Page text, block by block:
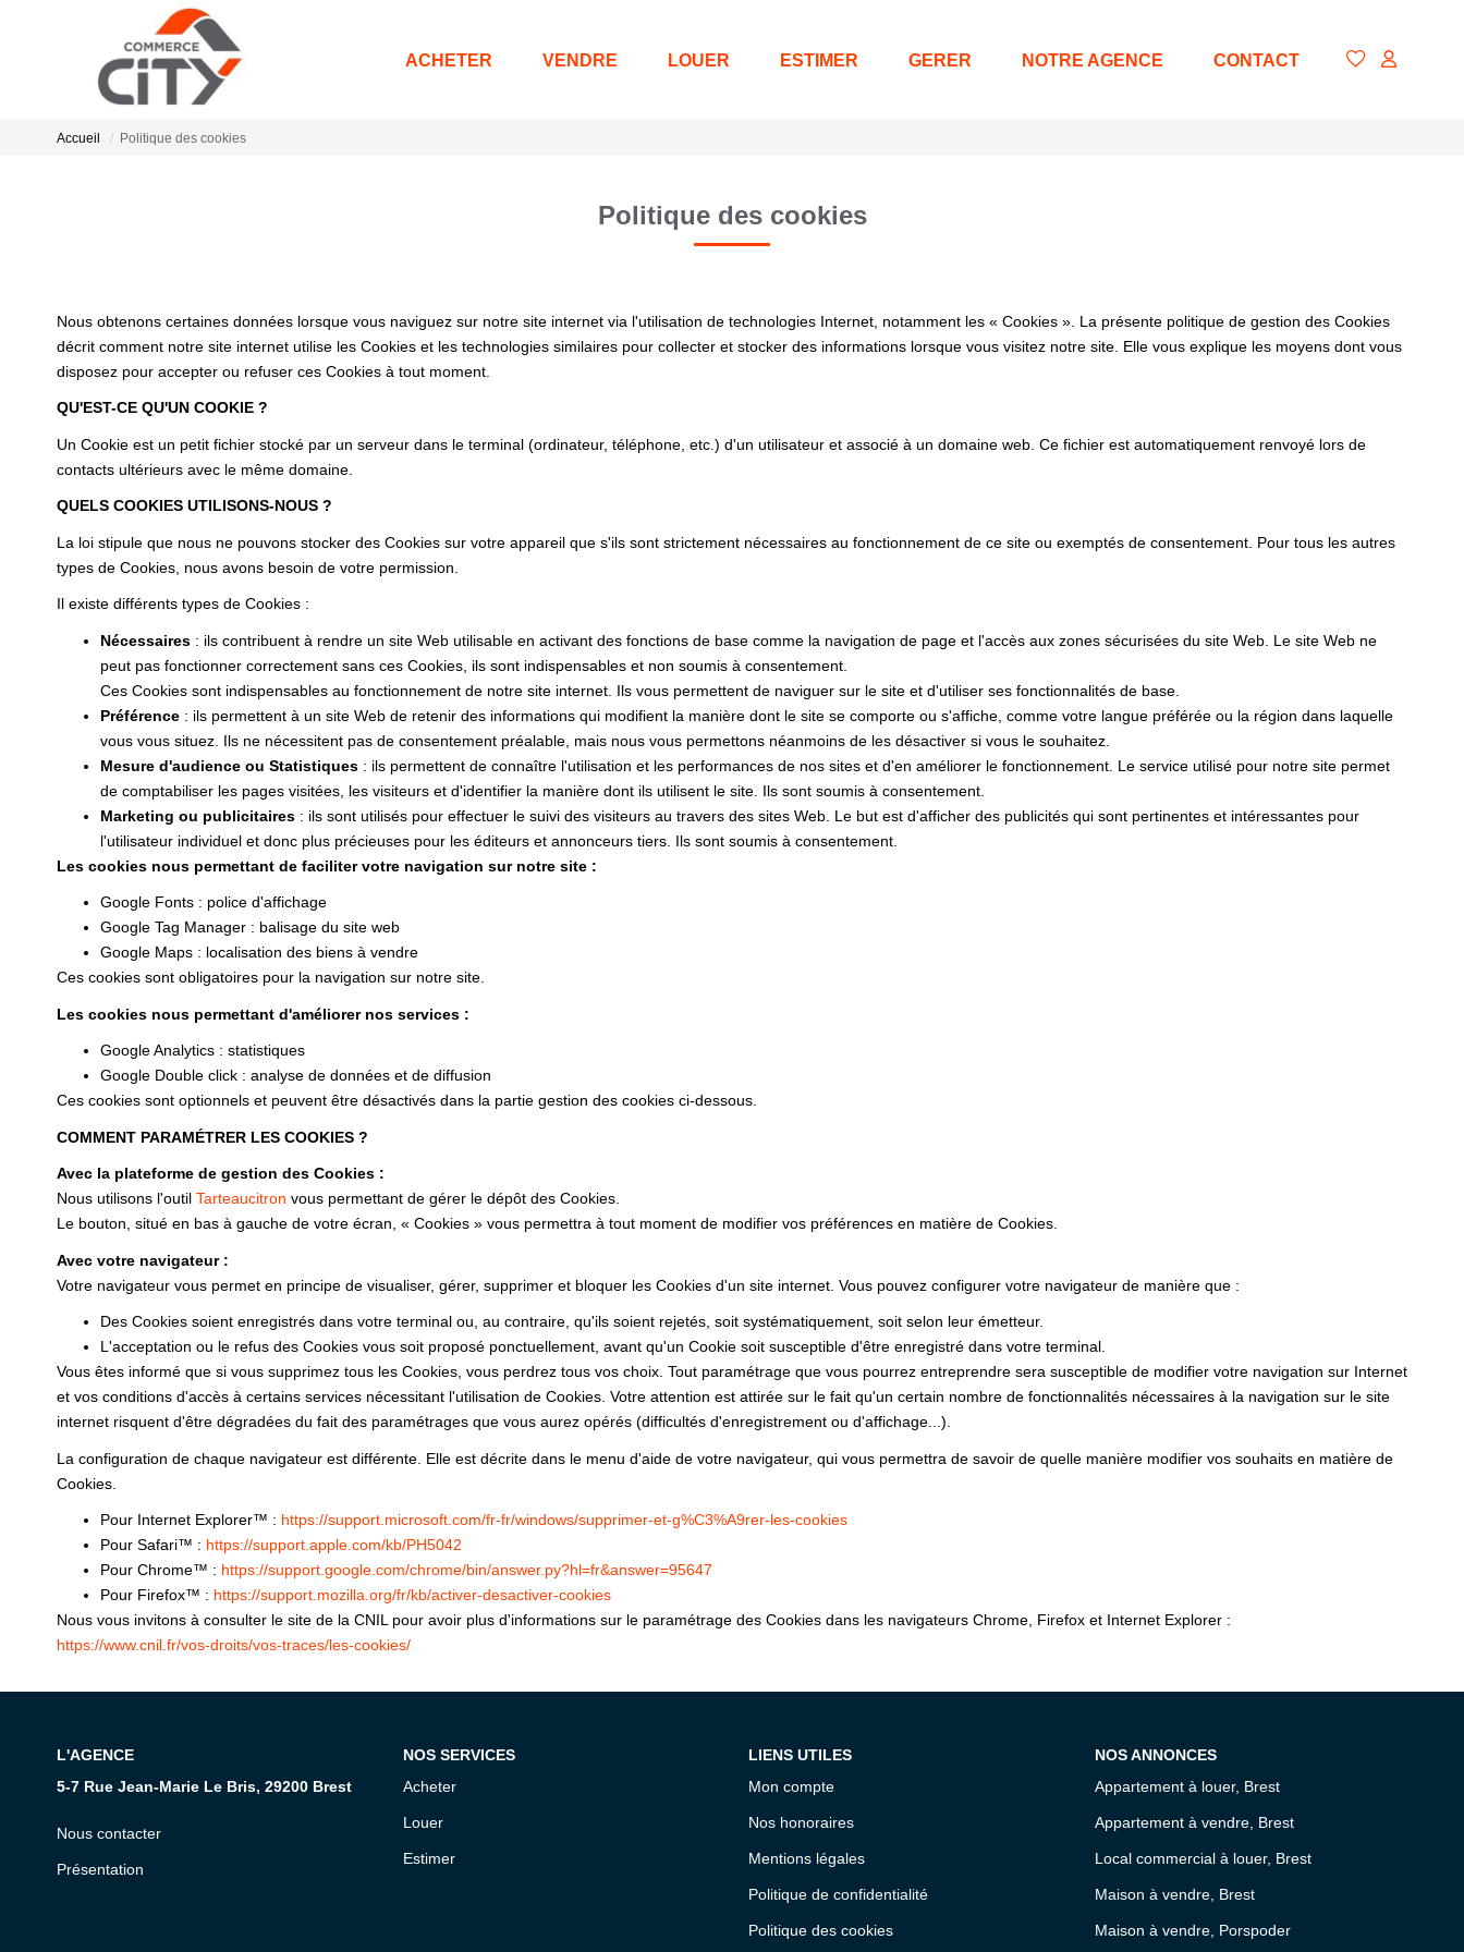
ACHETER VENDRE LOUER ESTIMER GERER NOTRE AGENCE CONTACT
Accueil Politique des cookies
Politique des cookies
Nous obtenons certaines données lorsque vous naviguez sur notre site internet via l'utilisation de technologies Internet, notamment les « Cookies ». La présente politique de gestion des Cookies
décrit comment notre site internet utilise les Cookies et les technologies similaires pour collecter et stocker des informations lorsque vous visitez notre site. Elle vous explique les moyens dont vous
disposez pour accepter ou refuser ces Cookies à tout moment.
QU'EST-CE QU'UN COOKIE ?
Un Cookie est un petit fichier stocké par un serveur dans le terminal (ordinateur, téléphone, etc.) d'un utilisateur et associé à un domaine web. Ce fichier est automatiquement renvoyé lors de
contacts ultérieurs avec le même domaine.
QUELS COOKIES UTILISONS-NOUS ?
La loi stipule que nous ne pouvons stocker des Cookies sur votre appareil que s'ils sont strictement nécessaires au fonctionnement de ce site ou exemptés de consentement. Pour tous les autres
types de Cookies, nous avons besoin de votre permission.
Il existe différents types de Cookies :
Nécessaires : ils contribuent à rendre un site Web utilisable en activant des fonctions de base comme la navigation de page et l'accès aux zones sécurisées du site Web. Le site Web ne
peut pas fonctionner correctement sans ces Cookies, ils sont indispensables et non soumis à consentement.
Ces Cookies sont indispensables au fonctionnement de notre site internet. Ils vous permettent de naviguer sur le site et d'utiliser ses fonctionnalités de base.
Préférence : ils permettent à un site Web de retenir des informations qui modifient la manière dont le site se comporte ou s'affiche, comme votre langue préférée ou la région dans laquelle
vous vous situez. Ils ne nécessitent pas de consentement préalable, mais nous vous permettons néanmoins de les désactiver si vous le souhaitez.
Mesure d'audience ou Statistiques : ils permettent de connaître l'utilisation et les performances de nos sites et d'en améliorer le fonctionnement. Le service utilisé pour notre site permet
de comptabiliser les pages visitées, les visiteurs et d'identifier la manière dont ils utilisent le site. Ils sont soumis à consentement.
Marketing ou publicitaires : ils sont utilisés pour effectuer le suivi des visiteurs au travers des sites Web. Le but est d'afficher des publicités qui sont pertinentes et intéressantes pour
l'utilisateur individuel et donc plus précieuses pour les éditeurs et annonceurs tiers. Ils sont soumis à consentement.
Les cookies nous permettant de faciliter votre navigation sur notre site :
Google Fonts : police d'affichage
Google Tag Manager : balisage du site web
Google Maps : localisation des biens à vendre
Ces cookies sont obligatoires pour la navigation sur notre site.
Les cookies nous permettant d'améliorer nos services :
Google Analytics : statistiques
Google Double click : analyse de données et de diffusion
Ces cookies sont optionnels et peuvent être désactivés dans la partie gestion des cookies ci-dessous.
COMMENT PARAMÉTRER LES COOKIES ?
Avec la plateforme de gestion des Cookies :
Nous utilisons l'outil Tarteaucitron vous permettant de gérer le dépôt des Cookies.
Le bouton, situé en bas à gauche de votre écran, « Cookies » vous permettra à tout moment de modifier vos préférences en matière de Cookies.
Avec votre navigateur :
Votre navigateur vous permet en principe de visualiser, gérer, supprimer et bloquer les Cookies d'un site internet. Vous pouvez configurer votre navigateur de manière que :
Des Cookies soient enregistrés dans votre terminal ou, au contraire, qu'ils soient rejetés, soit systématiquement, soit selon leur émetteur.
L'acceptation ou le refus des Cookies vous soit proposé ponctuellement, avant qu'un Cookie soit susceptible d'être enregistré dans votre terminal.
Vous êtes informé que si vous supprimez tous les Cookies, vous perdrez tous vos choix. Tout paramétrage que vous pourrez entreprendre sera susceptible de modifier votre navigation sur Internet
et vos conditions d'accès à certains services nécessitant l'utilisation de Cookies. Votre attention est attirée sur le fait qu'un certain nombre de fonctionnalités nécessaires à la navigation sur le site
internet risquent d'être dégradées du fait des paramétrages que vous aurez opérés (difficultés d'enregistrement ou d'affichage...).
La configuration de chaque navigateur est différente. Elle est décrite dans le menu d'aide de votre navigateur, qui vous permettra de savoir de quelle manière modifier vos souhaits en matière de
Cookies.
Pour Internet Explorer™ : https://support.microsoft.com/fr-fr/windows/supprimer-et-g%C3%A9rer-les-cookies
Pour Safari™ : https://support.apple.com/kb/PH5042
Pour Chrome™ : https://support.google.com/chrome/bin/answer.py?hl=fr&answer=95647
Pour Firefox™ : https://support.mozilla.org/fr/kb/activer-desactiver-cookies
Nous vous invitons à consulter le site de la CNIL pour avoir plus d'informations sur le paramétrage des Cookies dans les navigateurs Chrome, Firefox et Internet Explorer :
https://www.cnil.fr/vos-droits/vos-traces/les-cookies/
L'AGENCE
5-7 Rue Jean-Marie Le Bris, 29200 Brest
Nous contacter
Présentation
NOS SERVICES
Acheter
Louer
Estimer
LIENS UTILES
Mon compte
Nos honoraires
Mentions légales
Politique de confidentialité
Politique des cookies
NOS ANNONCES
Appartement à louer, Brest
Appartement à vendre, Brest
Local commercial à louer, Brest
Maison à vendre, Brest
Maison à vendre, Porspoder